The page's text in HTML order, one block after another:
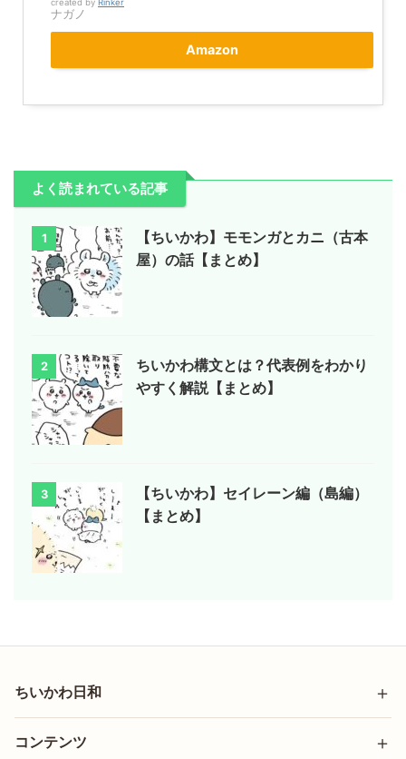
created by Rinker
ナガノ
Amazon
よく読まれている記事
1
【ちいかわ】モモンガとカニ（古本
屋）の話【まとめ】
2
ちいかわ構文とは？代表例をわかり
やすく解説【まとめ】
3
【ちいかわ】セイレーン編（島編）
【まとめ】
ちいかわ日和
コンテンツ